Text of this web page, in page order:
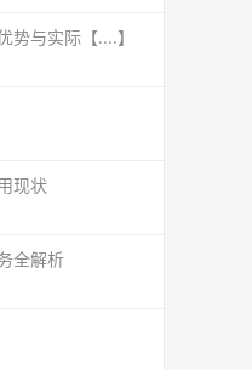
与实际【....】
现状
全解析